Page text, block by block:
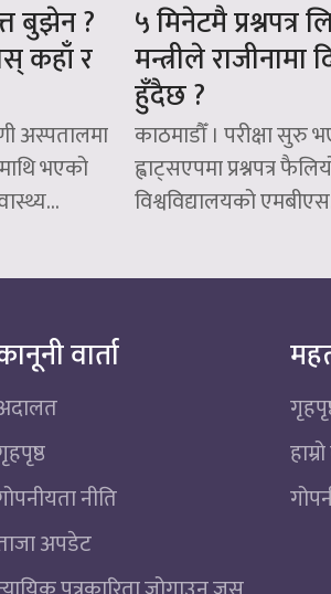
बुझेन ?
कहाँ र
अस्पतालमा
भएको
५ मिनेटमै प्रश्नपत्र
मन्त्रीले
हुँदैछ ?
काठमाडौँ । परीक्षा सुरु
ह्वाट्सएपमा प्रश्नपत्र
विश्वविद्यालयको
वार्ता
नीति
अपडेट